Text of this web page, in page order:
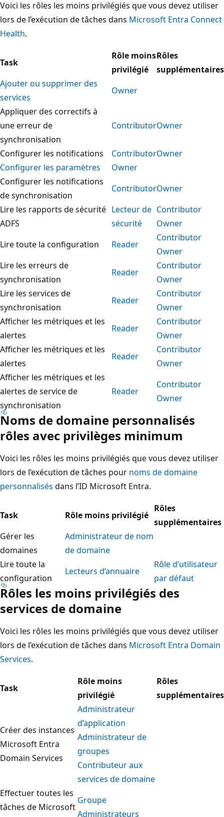
Voici les rôles les moins privilégiés que vous devez utiliser
lors de l’exécution de tâches dans Microsoft Entra Connect
Health.
Task
Rôle moins
privilégié
Rôles
supplémentaires
Ajouter ou supprimer des
services
Owner
Appliquer des correctifs à
une erreur de
synchronisation
ContributorOwner
Configurer les notifications ContributorOwner
Configurer les paramètres
Owner
Configurer les notifications
de synchronisation
ContributorOwner
Lire les rapports de sécurité
ADFS
Lecteur de
sécurité
Contributor
Owner
Lire toute la configuration
Reader
Contributor
Owner
Lire les erreurs de
synchronisation
Reader
Contributor
Owner
Lire les services de
synchronisation
Reader
Contributor
Owner
Afficher les métriques et les
alertes
Reader
Contributor
Owner
Afficher les métriques et les
alertes
Reader
Contributor
Owner
Afficher les métriques et les
alertes de service de
synchronisation
Reader
Contributor
Owner
Noms de domaine personnalisés
rôles avec privilèges minimum
Voici les rôles les moins privilégiés que vous devez utiliser
lors de l’exécution de tâches pour noms de domaine
personnalisés dans l’ID Microsoft Entra.
Task Rôle moins privilégié
Rôles
supplémentaires
Gérer les
domaines
Administrateur de nom
de domaine
Lire toute la
configuration
Lecteurs d’annuaire
Rôle d’utilisateur
par défaut
Rôles les moins privilégiés des
services de domaine
Voici les rôles les moins privilégiés que vous devez utiliser
lors de l’exécution de tâches dans Microsoft Entra Domain
Services.
Task
Rôle moins
privilégié
Rôles
supplémentaires
Créer des instances
Microsoft Entra
Domain Services
Administrateur
d’application
Administrateur de
groupes
Contributeur aux
services de domaine
Effectuer toutes les
tâches de Microsoft
Groupe
Administrateurs